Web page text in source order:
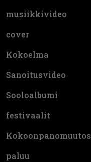
musiikkivideo
cover
Kokoelma
Sanoitusvideo
Sooloalbumi
festivaalit
Kokoonpanomuutos
paluu